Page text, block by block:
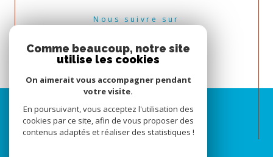
Nous suivre sur
Comme beaucoup, notre site
utilise les cookies
On aimerait vous accompagner pendant
votre visite.
En poursuivant, vous acceptez l'utilisation des
cookies par ce site, afin de vous proposer des
contenus adaptés et réaliser des statistiques !